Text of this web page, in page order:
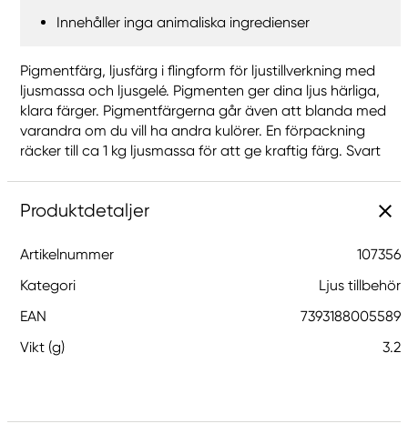
Innehåller inga animaliska ingredienser
Pigmentfärg, ljusfärg i flingform för ljustillverkning med
ljusmassa och ljusgelé. Pigmenten ger dina ljus härliga,
klara färger. Pigmentfärgerna går även att blanda med
varandra om du vill ha andra kulörer. En förpackning
räcker till ca 1 kg ljusmassa för att ge kraftig färg. Svart
Produktdetaljer
Artikelnummer
107356
Kategori
Ljus tillbehör
EAN
7393188005589
Vikt (g)
3.2